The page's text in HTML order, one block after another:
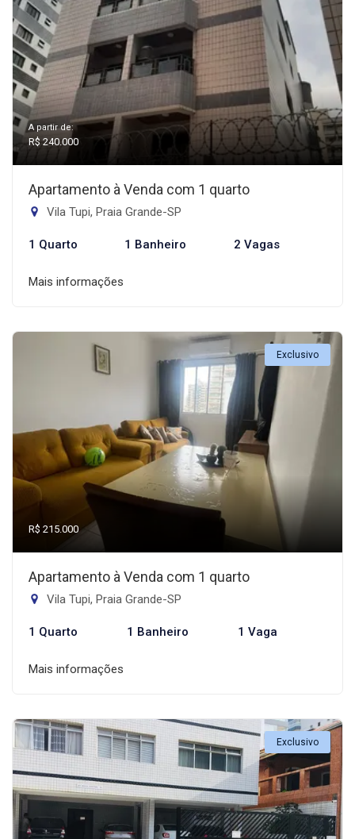
A partir de:
R$ 240.000
Apartamento à Venda com 1 quarto
Vila Tupi, Praia Grande-SP
1 Quarto 1 Banheiro 2 Vagas
Mais informações
Exclusivo
R$ 215.000
Apartamento à Venda com 1 quarto
Vila Tupi, Praia Grande-SP
1 Quarto 1 Banheiro 1 Vaga
Mais informações
Exclusivo